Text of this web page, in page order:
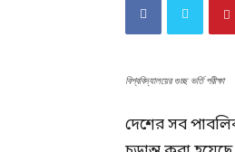
বিশ্ববিদ্যালয়ের গুচ্ছ ভর্তি পরীক্ষা
দেশের সব